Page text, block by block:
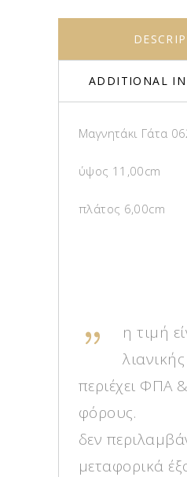
ADDITIONAL
Μαγνητάκι Γάτα
ύψος 11,00cm
πλάτος 6,00cm
η τιμή
περιέχει ΦΠΑ
φόρους.
δεν
μεταφορικά